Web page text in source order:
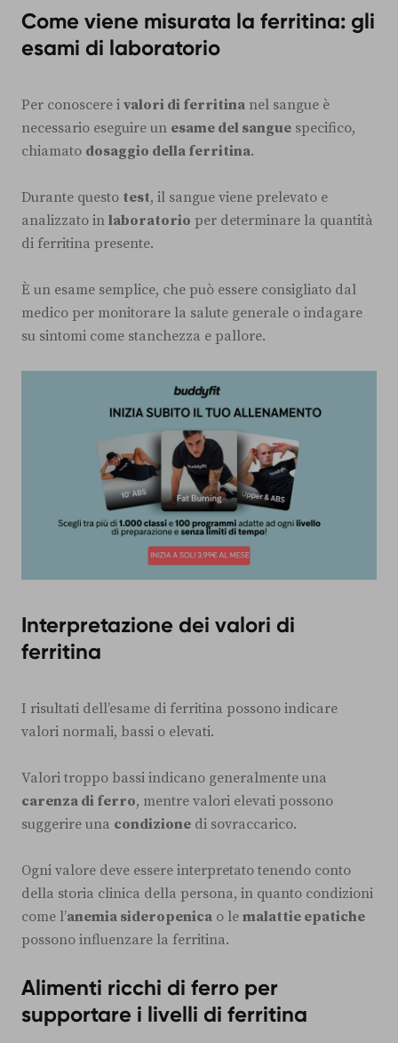
Come viene misurata la ferritina: gli
esami di laboratorio
Per conoscere i valori di ferritina nel sangue è
necessario eseguire un esame del sangue specifico,
chiamato dosaggio della ferritina.
Durante questo test, il sangue viene prelevato e
analizzato in laboratorio per determinare la quantità
di ferritina presente.
È un esame semplice, che può essere consigliato dal
medico per monitorare la salute generale o indagare
su sintomi come stanchezza e pallore.
Interpretazione dei valori di
ferritina
I risultati dell’esame di ferritina possono indicare
valori normali, bassi o elevati.
Valori troppo bassi indicano generalmente una
carenza di ferro, mentre valori elevati possono
suggerire una condizione di sovraccarico.
Ogni valore deve essere interpretato tenendo conto
della storia clinica della persona, in quanto condizioni
come l’anemia sideropenica o le malattie epatiche
possono influenzare la ferritina.
Alimenti ricchi di ferro per
supportare i livelli di ferritina